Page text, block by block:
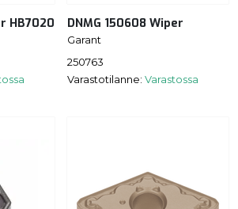
HB7020 DNMG 150608 Wiper
Garant
250763
Varastotilanne: Varastossa